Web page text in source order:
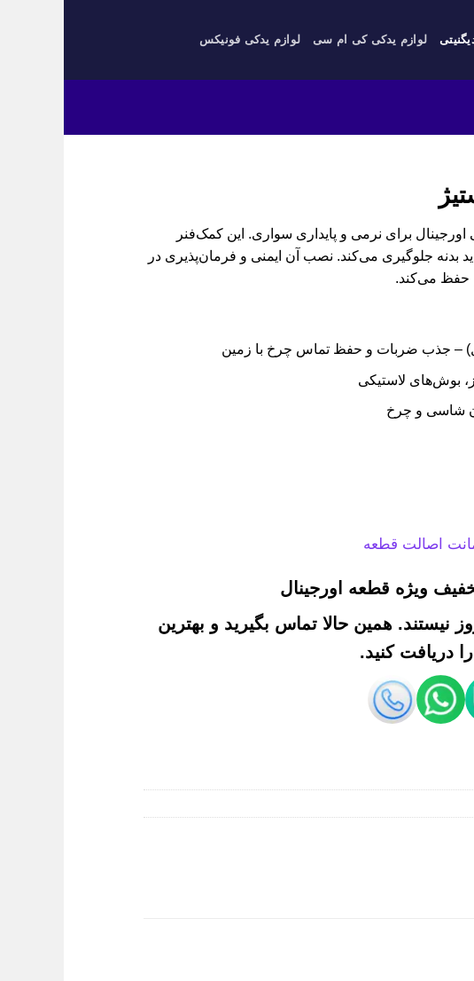
لوازم یدکی کی ام سی لوازم یدکی فونیکس
برای نرمی و پایداری سواری. این کمک‌فنر
بدنه جلوگیری می‌کند. نصب آن ایمنی و فرمان‌پذیری در
حفظ می‌کند.
– جذب ضربات و حفظ تماس چرخ با زمین
بوش‌های لاستیکی
شاسی و چرخ
اصالت قطعه
ویژه قطعه اورجینال
نیستند. همین حالا تماس بگیرید و بهترین
دریافت کنید.